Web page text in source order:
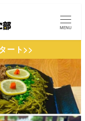
MENU
ート>>